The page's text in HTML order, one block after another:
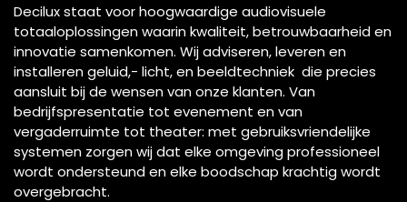
Decilux staat voor hoogwaardige audiovisuele
totaaloplossingen waarin kwaliteit, betrouwbaarheid en
innovatie samenkomen. Wij adviseren, leveren en
installeren geluid,- licht, en beeldtechniek die precies
aansluit bij de wensen van onze klanten. Van
bedrijfspresentatie tot evenement en van
vergaderruimte tot theater: met gebruiksvriendelijke
systemen zorgen wij dat elke omgeving professioneel
wordt ondersteund en elke boodschap krachtig wordt
overgebracht.